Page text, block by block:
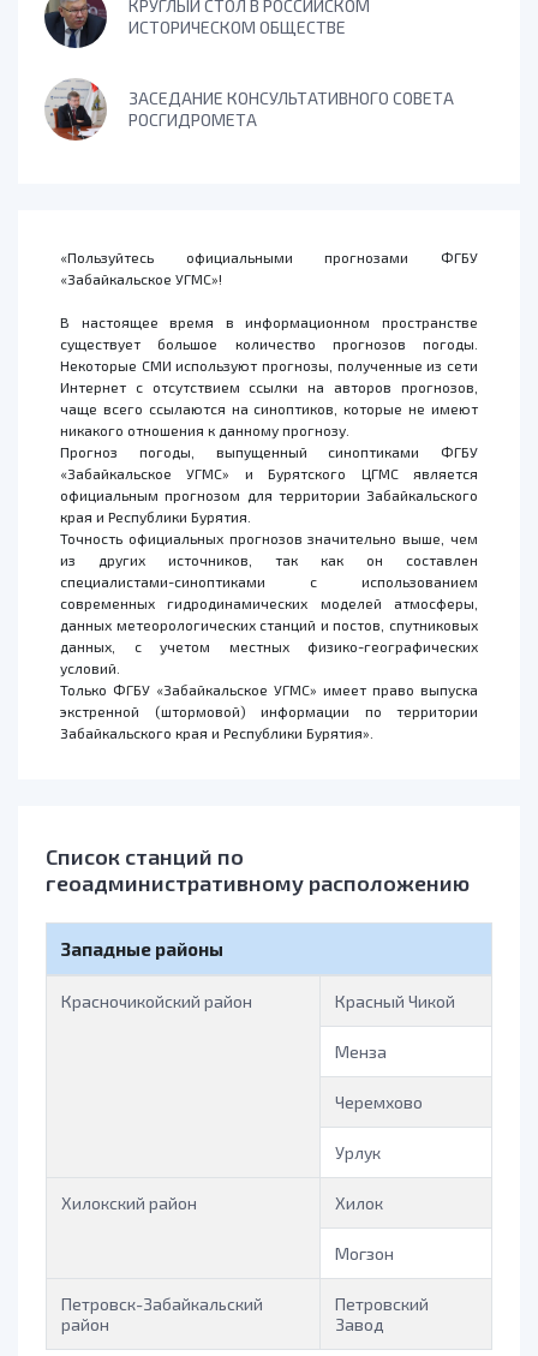
КРУГЛЫЙ СТОЛ В РОССИЙСКОМ
ИСТОРИЧЕСКОМ ОБЩЕСТВЕ
ЗАСЕДАНИЕ КОНСУЛЬТАТИВНОГО СОВЕТА
РОСГИДРОМЕТА
«Пользуйтесь официальными прогнозами ФГБУ
«Забайкальское УГМС»!
В настоящее время в информационном пространстве
существует большое количество прогнозов погоды.
Некоторые СМИ используют прогнозы, полученные из сети
Интернет с отсутствием ссылки на авторов прогнозов,
чаще всего ссылаются на синоптиков, которые не имеют
никакого отношения к данному прогнозу.
Прогноз погоды, выпущенный синоптиками ФГБУ
«Забайкальское УГМС» и Бурятского ЦГМС является
официальным прогнозом для территории Забайкальского
края и Республики Бурятия.
Точность официальных прогнозов значительно выше, чем
из других источников, так как он составлен
специалистами-синоптиками с использованием
современных гидродинамических моделей атмосферы,
данных метеорологических станций и постов, спутниковых
данных, с учетом местных физико-географических
условий.
Только ФГБУ «Забайкальское УГМС» имеет право выпуска
экстренной (штормовой) информации по территории
Забайкальского края и Республики Бурятия».
Список станций по
геоадминистративному расположению
Западные районы
Красночикойский район Красный Чикой
Менза
Черемхово
Урлук
Хилокский район Хилок
Могзон
Петровск-Забайкальский
район
Петровский
Завод